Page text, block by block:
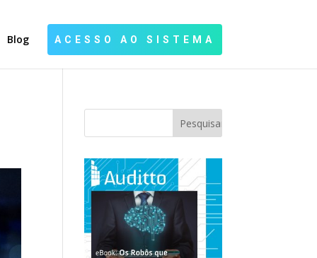
Blog ACESSO AO SISTEMA